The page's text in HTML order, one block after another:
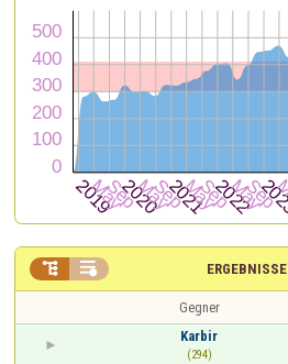
ERGEBNISSE
 
Gegner
Karbir
(294)